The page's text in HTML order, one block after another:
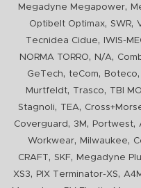
Megadyne Megapower,
Optibelt Optimax, SWR,
Tecnidea Cidue, IWIS-
NORMA TORRO, N/A,
GeTech, teCom, Boteco,
Murtfeldt, Trasco, TBI
Stagnoli, TEA,
Coverguard , 3M , Portwest,
Workwear, Milwaukee,
CRAFT, SKF, Megadyne
XS3, PIX Terminator-XS,